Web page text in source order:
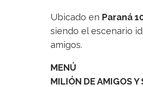
Ubicado en Paraná
siendo el escenario
amigos.
MENÚ
MILIÓN DE AMIGOS Y